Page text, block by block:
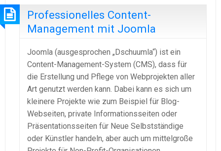
Professionelles Content-
Management mit Joomla
Joomla (ausgesprochen „Dschuumla“) ist ein
Content-Management-System (CMS), dass für
die Erstellung und Pflege von Webprojekten aller
Art genutzt werden kann. Dabei kann es sich um
kleinere Projekte wie zum Beispiel für Blog-
Webseiten, private Informationsseiten oder
Präsentationsseiten für Neue Selbstständige
oder Künstler handeln, aber auch um mittelgroße